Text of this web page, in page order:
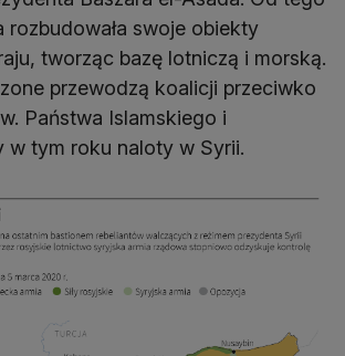
rozbudowała swoje obiekty
tworząc bazę lotniczą i morską.
przewodzą koalicji przeciwko
Państwa Islamskiego i
w tym roku naloty w Syrii.